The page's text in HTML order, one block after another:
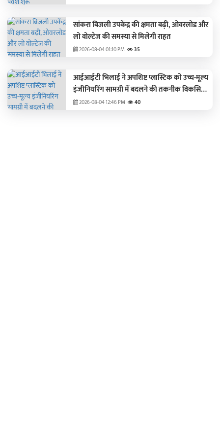
सांकरा बिजली उपकेंद्र की क्षमता बढ़ी, ओवरलोड और
लो वोल्टेज की समस्या से मिलेगी राहत
2026-08-04 01:10 PM 35
आईआईटी भिलाई ने अपशिष्ट प्लास्टिक को उच्च-मूल्य
इंजीनियरिंग सामग्री में बदलने की तकनीक विकसित
की2026-08-04 12:46 PM 40